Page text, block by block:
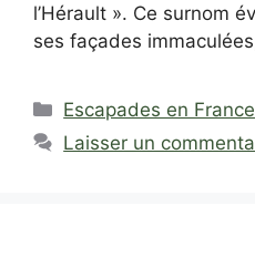
l’Hérault ». Ce surnom
ses façades
Catégories
Escapades en France
Laisser un